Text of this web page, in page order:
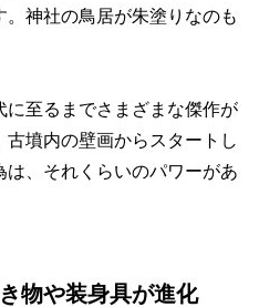
神社の鳥居が朱塗りなのも
至るまでさまざまな傑作が
墳内の壁画からスタートし
は、それくらいのパワーがあ
物や装身具が進化